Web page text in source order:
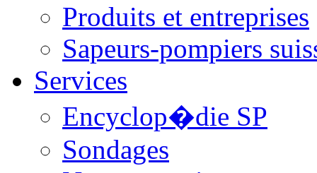
Produits et entreprises
Sapeurs-pompiers
Services
Encyclop�die SP
Sondages